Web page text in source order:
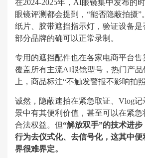
在2024-2025年，AI眼镜集中发布的
眼镜评测都会提到，“能否隐蔽拍摄”
纸片、胶带遮挡指示灯，验证设备是
部分品牌的确可以正常录制。
专用的遮挡配件也在各家电商平台售
覆盖所有主流AI眼镜型号，热门产品
上，商品标注“不触发警报不影响拍照
诚然，隐蔽速拍在紧急取证、Vlog记
景中有其便利价值，甚至可以在紧急
合法权益。但“解放双手”的技术进
行为去仪式化、去信号化，这其中便
界很难界定。